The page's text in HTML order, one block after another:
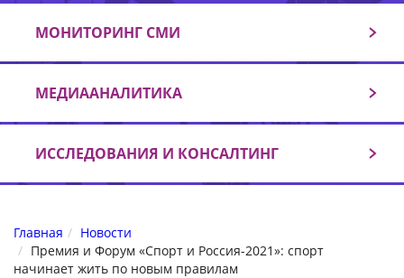
МОНИТОРИНГ СМИ
МЕДИААНАЛИТИКА
ИССЛЕДОВАНИЯ И КОНСАЛТИНГ
Главная
Новости
Премия и Форум «Спорт и Россия-2021»: спорт
начинает жить по новым правилам